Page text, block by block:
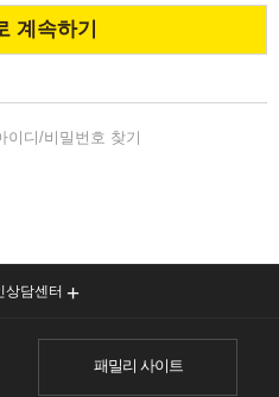
계속하기
이디/비밀번호 찾기
상담센터
패밀리 사이트